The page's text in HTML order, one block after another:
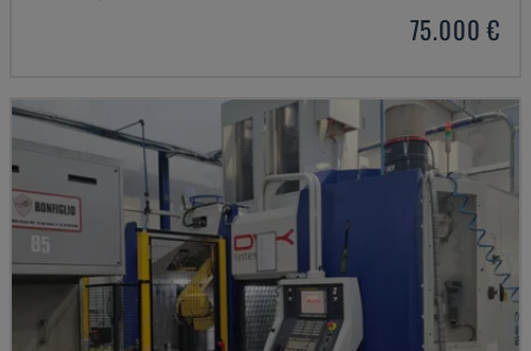
75.000 €